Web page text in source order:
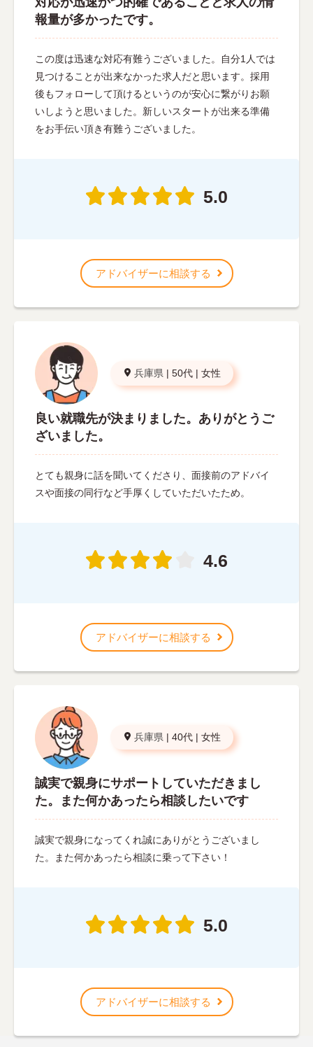
報量が多かったです。
この度は迅速な対応有難うございました。自分1人では
見つけることが出来なかった求人だと思います。採用
後もフォローして頂けるというのが安心に繋がりお願
いしようと思いました。新しいスタートが出来る準備
をお手伝い頂き有難うございました。
5.0
アドバイザーに相談する
兵庫県 | 50代 | 女性
良い就職先が決まりました。ありがとうご
ざいました。
とても親身に話を聞いてくださり、面接前のアドバイ
スや面接の同行など手厚くしていただいたため。
4.6
アドバイザーに相談する
兵庫県 | 40代 | 女性
誠実で親身にサポートしていただきまし
た。また何かあったら相談したいです
誠実で親身になってくれ誠にありがとうございまし
た。また何かあったら相談に乗って下さい！
5.0
アドバイザーに相談する